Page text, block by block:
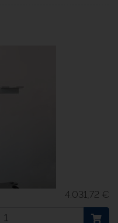
4.031,72 €